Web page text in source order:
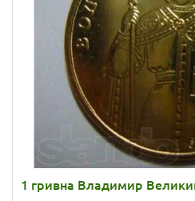
1 гривна Владимир